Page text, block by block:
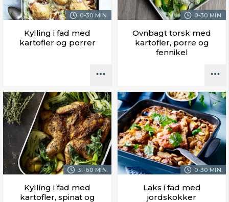
0-30 MIN.
Kylling i fad med
kartofler og porrer
0-30 MIN.
Ovnbagt torsk med
kartofler, porre og
fennikel
31-60 MIN.
Kylling i fad med
kartofler, spinat og
0-30 MIN.
Laks i fad med
jordskokker